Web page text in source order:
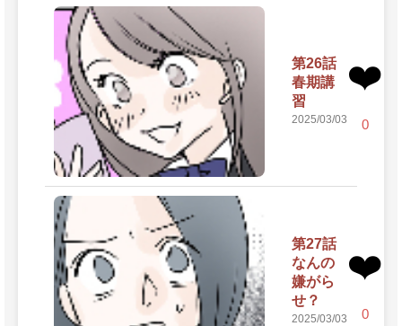
第26話
春期講
習
2025/03/03
❤️
0
第27話
なんの
嫌がら
せ？
2025/03/03
❤️
0